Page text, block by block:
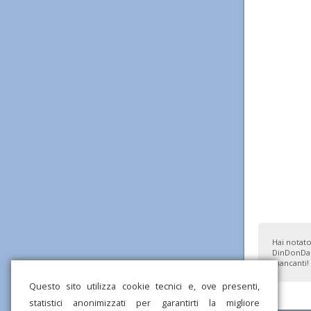
Questo sito utilizza cookie tecnici e, ove presenti,
statistici anonimizzati per garantirti la migliore
Hai
mancanti!